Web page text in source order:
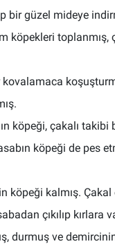
bir güzel mideye
köpekleri toplanmış,
köpeği, çakalı takibi
köpeği de pes
köpeği kalmış.
çıkılıp kırlara
durmuş ve